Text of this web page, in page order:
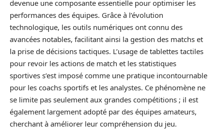
devenue une composante essentielle pour optimiser les
performances des équipes. Grâce à l’évolution
technologique, les outils numériques ont connu des
avancées notables, facilitant ainsi la gestion des matchs et
la prise de décisions tactiques. L’usage de tablettes tactiles
pour revoir les actions de match et les statistiques
sportives s’est imposé comme une pratique incontournable
pour les coachs sportifs et les analystes. Ce phénomène ne
se limite pas seulement aux grandes compétitions ; il est
également largement adopté par des équipes amateurs,
cherchant à améliorer leur compréhension du jeu.